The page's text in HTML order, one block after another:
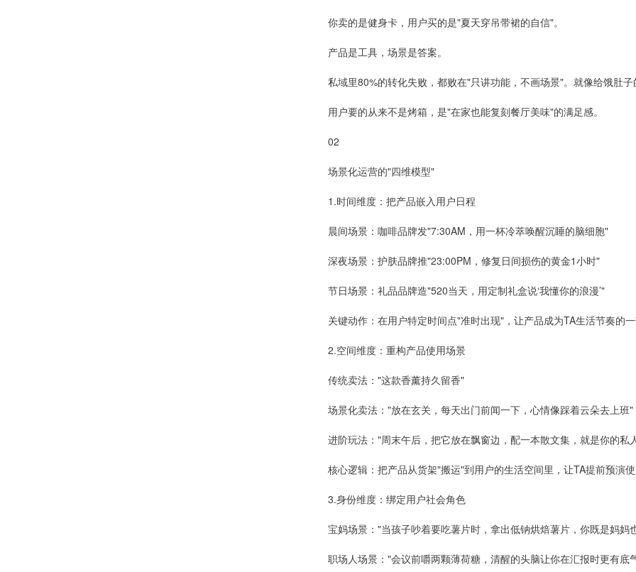
你卖的是健身卡，用户买的是"夏天穿吊带裙的自信"。
产品是工具，场景是答案。
私域里80%的转化失败，都败在"只讲功能，不画场景"。就像给饿肚
用户要的从来不是烤箱，是"在家也能复刻餐厅美味"的满足感。
02
场景化运营的"四维模型"
1.时间维度：把产品嵌入用户日程
晨间场景：咖啡品牌发"7:30AM，用一杯冷萃唤醒沉睡的脑细胞"
深夜场景：护肤品牌推"23:00PM，修复日间损伤的黄金1小时"
节日场景：礼品品牌造"520当天，用定制礼盒说‘我懂你的浪漫’"
关键动作：在用户特定时间点"准时出现"，让产品成为TA生活节奏的一
2.空间维度：重构产品使用场景
传统卖法："这款香薰持久留香"
场景化卖法："放在玄关，每天出门前闻一下，心情像踩着云朵去上班"
进阶玩法："周末午后，把它放在飘窗边，配一本散文集，就是你的私
核心逻辑：把产品从货架"搬运"到用户的生活空间里，让TA提前预演使
3.身份维度：绑定用户社会角色
宝妈场景："当孩子吵着要吃薯片时，拿出低钠烘焙薯片，你既是妈妈
职场人场景："会议前嚼两颗薄荷糖，清醒的头脑让你在汇报时更有底